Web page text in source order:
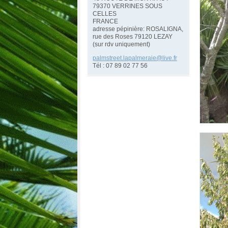
79370 VERRINES SOUS
CELLES
FRANCE
adresse pépinière: ROSALIGNA,
rue des Roses 79120 LEZAY
(sur rdv uniquement)
palmstreet.lapal meraie@l ive.fr
Tél : 07 89 02 77 56